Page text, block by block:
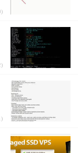
)
)
)